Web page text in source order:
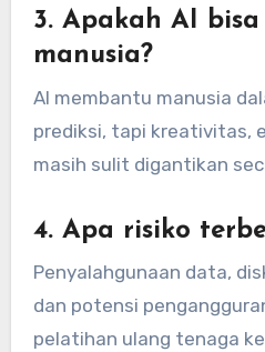
3. Apakah AI
manusia?
AI membantu manusia
prediksi, tapi kreativitas,
masih sulit digantikan
4. Apa risiko
Penyalahgunaan data,
dan potensi
pelatihan ulang tenaga